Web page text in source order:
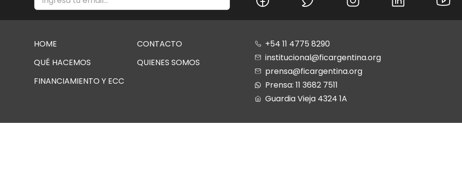
HOME
CONTACTO
QUÉ HACEMOS
QUIENES SOMOS
FINANCIAMIENTO Y ECC
+54 11 4775 8290
institucional@ficargentina.org
prensa@ficargentina.org
Prensa: 11 3682 7511
Guardia Vieja 4324 1A